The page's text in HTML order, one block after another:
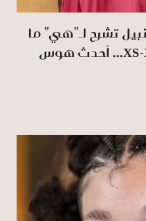
تشرح لـ"هي" ما
يجب معرفته عن صيحة XS-XL... أحدث هوس